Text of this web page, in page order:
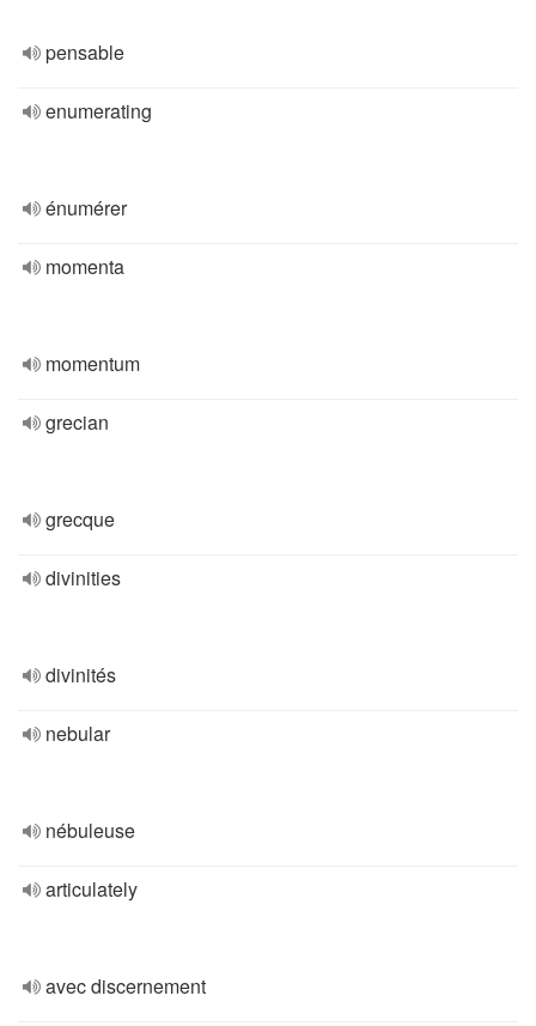
pensable
enumerating
énumérer
momenta
momentum
grecian
grecque
divinities
divinités
nebular
nébuleuse
articulately
avec discernement